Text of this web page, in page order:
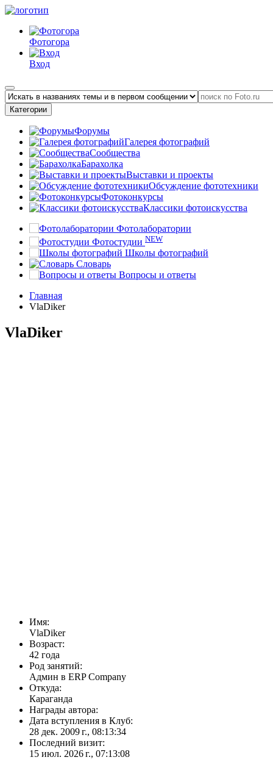
Фотогора
Вход
Категории
Форумы
Галерея фотографий
Сообщества
Барахолка
Выставки и проекты
Обсуждение фототехники
Фотоконкурсы
Классики фотоискусства
Фотолаборатории
Фотостудии NEW
Школы фотографий
Словарь
Вопросы и ответы
Главная
VlaDiker
VlaDiker
Имя:
VlaDiker
Возраст:
42 года
Род занятий:
Админ в ERP Company
Откуда:
Караганда
Награды автора:
Дата вступления в Клуб:
28 дек. 2009 г., 08:13:34
Последний визит:
15 июл. 2026 г., 07:13:08